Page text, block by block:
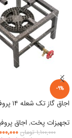
-9%
اجاق گاز تک شعله ۱۴ پروفیلی
تجهیزات پخت, اجاق
۱,۱۰۰,۰۰۰ تومان